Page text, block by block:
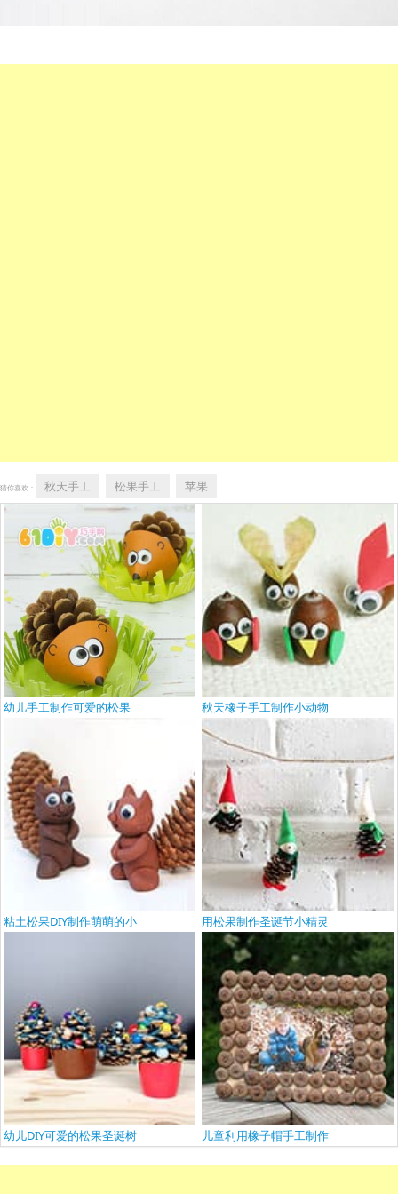
猜你喜欢： 秋天手工 松果手工 苹果
幼儿手工制作可爱的松果 秋天橡子手工制作小动物
粘土松果DIY制作萌萌的小 用松果制作圣诞节小精灵
幼儿DIY可爱的松果圣诞树 儿童利用橡子帽手工制作